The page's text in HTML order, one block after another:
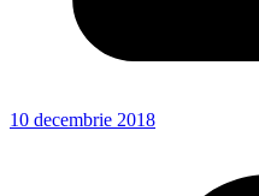
10 decembrie 2018